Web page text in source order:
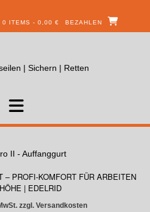
0 ITEMS - 0,00 € BEZAHLEN
– PROFI-KOMFORT FÜR ARBEITEN
| EDELRID
zzgl. Versandkosten